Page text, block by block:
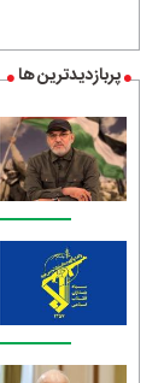
پربازدیدترین ها